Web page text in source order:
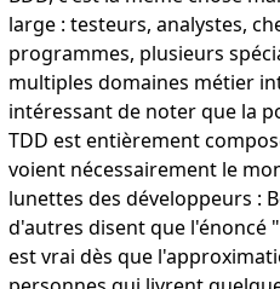
large : testeurs, analystes,
programmes, plusieurs
multiples domaines métier
intéressant de noter que la
TDD est entièrement
voient nécessairement le
lunettes des développeurs :
d'autres disent que l'énoncé
est vrai dès que